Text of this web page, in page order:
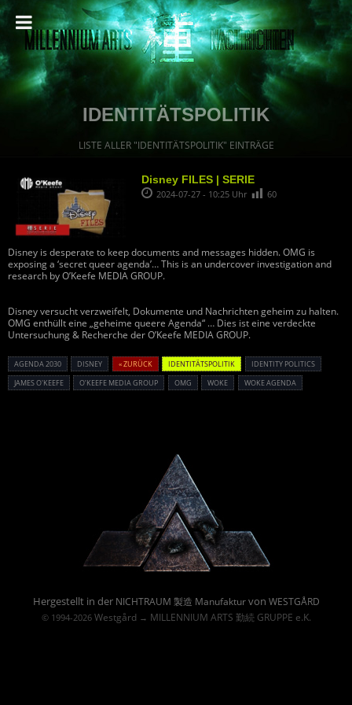
IDENTITÄTSPOLITIK
LISTE ALLER "IDENTITÄTSPOLITIK" EINTRÄGE
Disney FILES | SERIE
2024-07-27 - 10:25 Uhr 60
Disney is desperate to keep documents and messages hidden. OMG is
exposing a ‘secret queer agenda’… This is an undercover investigation and
research by O’Keefe MEDIA GROUP.
Disney versucht verzweifelt, Dokumente und Nachrichten geheim zu halten.
OMG enthüllt eine „geheime queere Agenda“ … Dies ist eine verdeckte
Untersuchung & Recherche der O’Keefe MEDIA GROUP.
AGENDA 2030 DISNEY « ZURÜCK IDENTITÄTSPOLITIK
IDENTITY POLITICS
JAMES O'KEEFE
O’KEEFE MEDIA GROUP OMG WOKE WOKE AGENDA
Hergestellt in der NICHTRAUM 製造 Manufakturvon WESTGÅRD
© 1994-2026 Westgård→ MILLENNIUM ARTS 勤続 GRUPPE e.K.
Powered By :